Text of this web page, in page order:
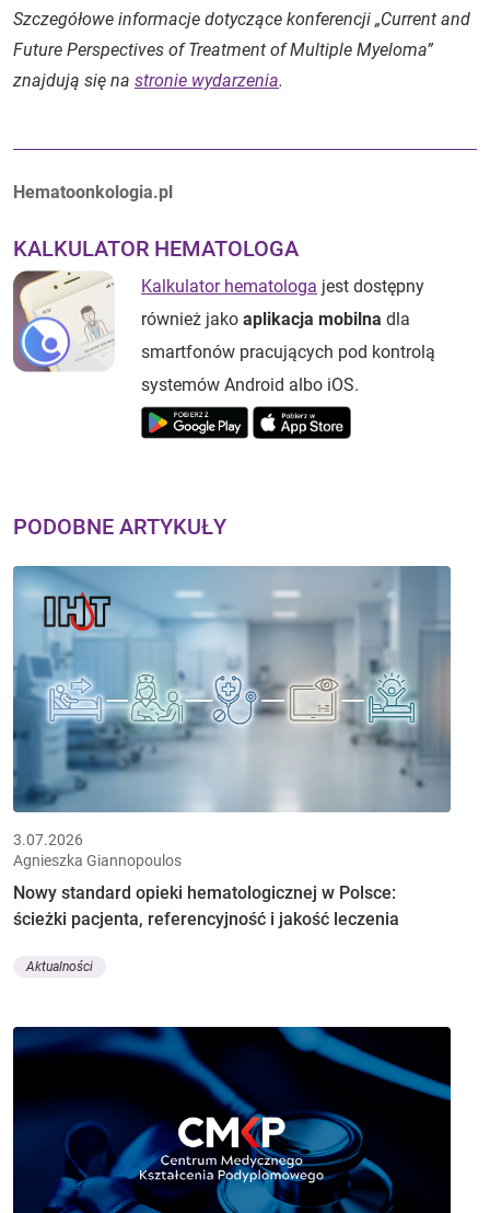
Szczegółowe informacje dotyczące konferencji „Current and
Future Perspectives of Treatment of Multiple Myeloma”
znajdują się na stronie wydarzenia.
Autorzy:
Hematoonkologia.pl
KALKULATOR HEMATOLOGA
Kalkulator hematologa jest dostępny
również jako aplikacja mobilna dla
smartfonów pracujących pod kontrolą
systemów Android albo iOS.
PODOBNE ARTYKUŁY
3.07.2026
Agnieszka Giannopoulos
Nowy standard opieki hematologicznej w Polsce:
ścieżki pacjenta, referencyjność i jakość leczenia
Aktualności